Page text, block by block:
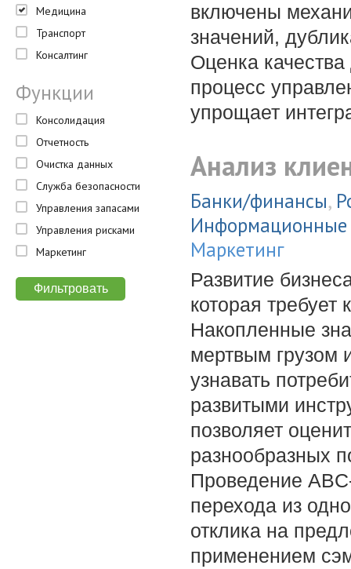
Медицина
Транспорт
Консалтинг
Функции
Консолидация
Отчетность
Очистка данных
Служба безопасности
Управления запасами
Управления рисками
Маркетинг
включены
значений,
Оценка
процесс
упрощает
Анализ
Банки/финансы,
Информационные
Маркетинг
Развитие
которая требует
Накопленные
мертвым грузом
узнавать
развитыми
позволяет
разнообразных
Проведение
перехода из
отклика на
применением